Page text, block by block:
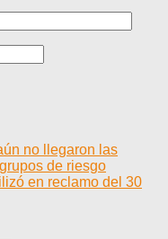
no llegaron las
de riesgo
en reclamo del 30